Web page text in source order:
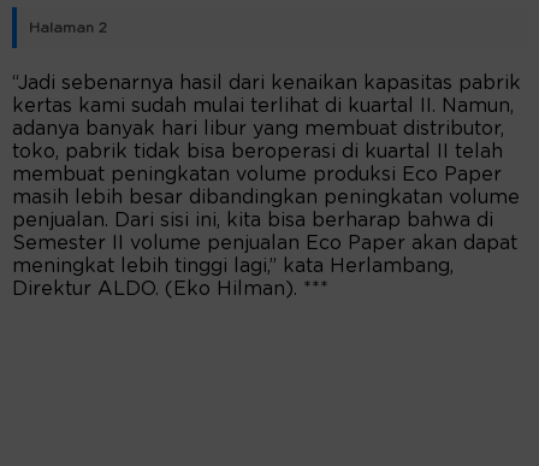
Halaman 2
“Jadi sebenarnya hasil dari kenaikan kapasitas pabrik
kertas kami sudah mulai terlihat di kuartal II. Namun,
adanya banyak hari libur yang membuat distributor,
toko, pabrik tidak bisa beroperasi di kuartal II telah
membuat peningkatan volume produksi Eco Paper
masih lebih besar dibandingkan peningkatan volume
penjualan. Dari sisi ini, kita bisa berharap bahwa di
Semester II volume penjualan Eco Paper akan dapat
meningkat lebih tinggi lagi,” kata Herlambang,
Direktur ALDO. (Eko Hilman). ***